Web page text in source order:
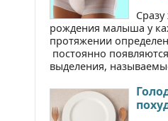
рождения малыша у
протяжении
постоянно
выделения,